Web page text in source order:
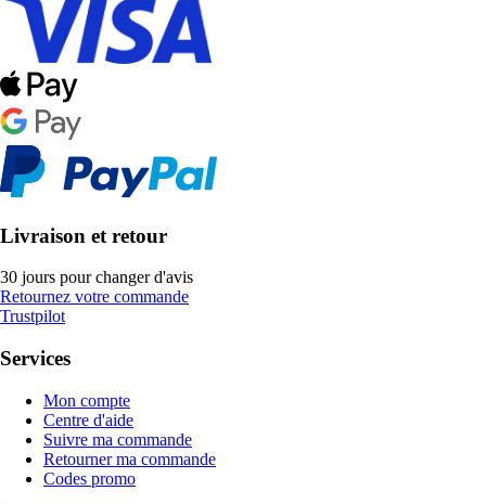
Livraison et retour
30 jours pour changer d'avis
Retournez votre commande
Trustpilot
Services
Mon compte
Centre d'aide
Suivre ma commande
Retourner ma commande
Codes promo